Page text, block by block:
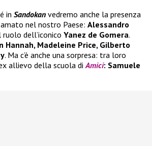
in Sandokan vedremo anche la presenza
nel nostro Paese: Alessandro
ruolo dell’iconico Yanez de Gomera.
Hannah, Madeleine Price, Gilberto
. Ma c’è anche una sorpresa: tra loro
allievo della scuola diAmici: Samuele